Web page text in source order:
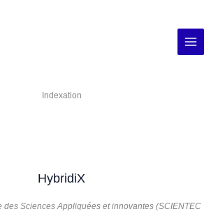
Indexation
HybridiX
des Sciences Appliquées et innovantes (SCIENTEC